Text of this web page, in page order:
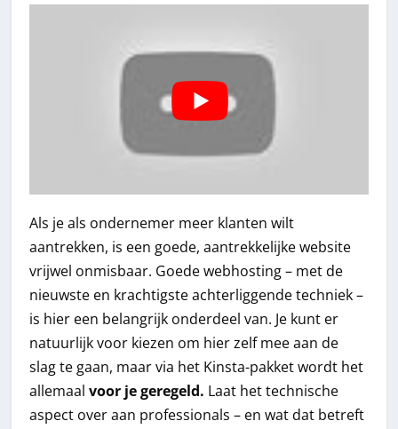
Als je als ondernemer meer klanten wilt
aantrekken, is een goede, aantrekkelijke website
vrijwel onmisbaar. Goede webhosting – met de
nieuwste en krachtigste achterliggende techniek –
is hier een belangrijk onderdeel van. Je kunt er
natuurlijk voor kiezen om hier zelf mee aan de
slag te gaan, maar via het Kinsta-pakket wordt het
allemaalvoor je geregeld. Laat het technische
aspect over aan professionals – en wat dat betreft